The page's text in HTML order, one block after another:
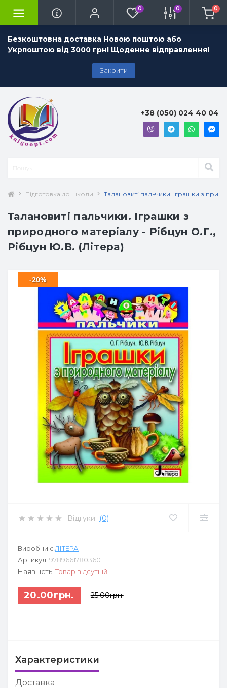
Безкоштовна доставка Новою поштою або
Укрпоштою від 3000 грн! Щоденне відправлення!
Закрити
0 0 0
+38 (050) 024 40 04
Підготовка до школи Талановиті пальчики. Іграшки з
Талановиті пальчики. Іграшки з
природного матеріалу - Рібцун О.Г.,
Рібцун Ю.В. (Літера)
-20%
Відгуки: (0)
Виробник: ЛІТЕРА
Артикул: 9789661780360
Наявність: Товар відсутній
20.00грн. 25.00грн.
Характеристики
Доставка